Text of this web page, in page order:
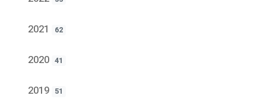
2021 62
2020 41
2019 51